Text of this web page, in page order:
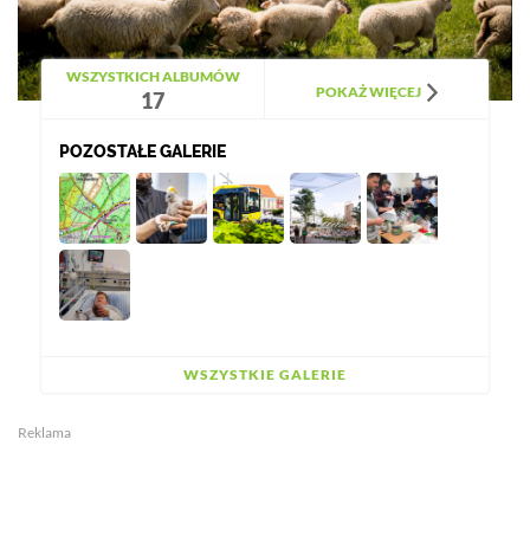
WSZYSTKICH ALBUMÓW
17 POKAŻ WIĘCEJ
POZOSTAŁE GALERIE
WSZYSTKIE GALERIE
Reklama